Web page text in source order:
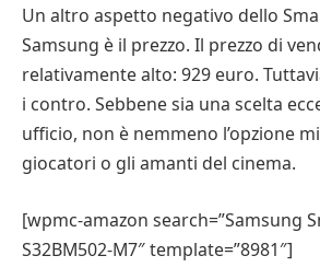
Un altro aspetto negativo dello
Samsung è il prezzo. Il prezzo di
relativamente alto: 929 euro.
i contro. Sebbene sia una scelta
ufficio, non è nemmeno l’opzione
giocatori o gli amanti del cinema.
[wpmc-amazon search=”Samsung
S32BM502-M7″ template=”8981″]